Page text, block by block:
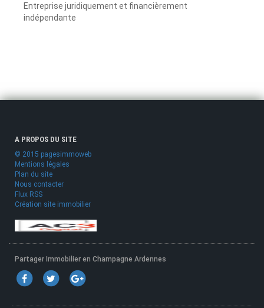
Entreprise juridiquement et financièrement
indépendante
A PROPOS DU SITE
© 2015 pagesimmoweb
Mentions légales
Plan du site
Nous contacter
Flux RSS
Création site immobilier
Partager Immobilier en Champagne Ardennes